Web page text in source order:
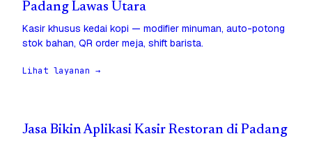
Padang Lawas Utara
Kasir khusus kedai kopi — modifier minuman, auto-potong
stok bahan, QR order meja, shift barista.
Lihat layanan →
Jasa Bikin Aplikasi Kasir Restoran di Padang